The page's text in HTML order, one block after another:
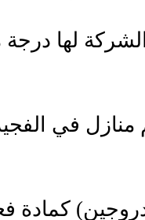
لها
منازل في
كمادة